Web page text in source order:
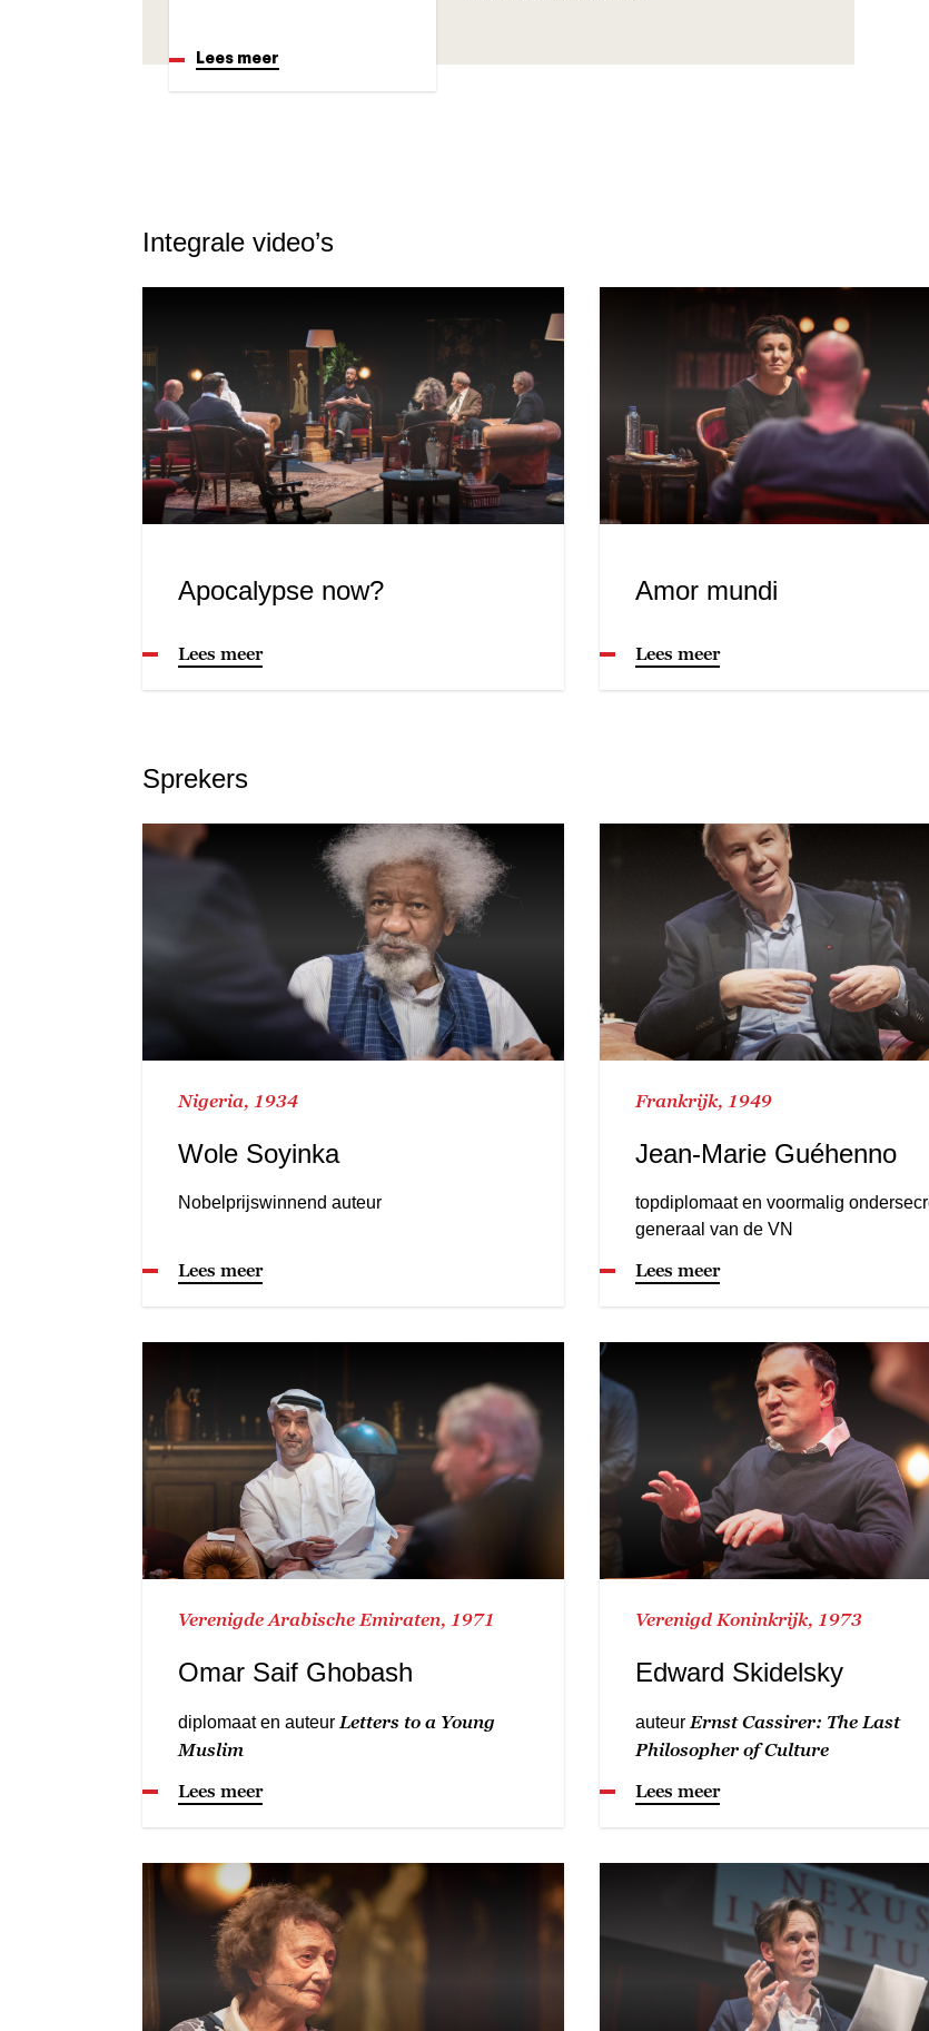
Lees meer
Integrale video’s
Apocalypse now?
Lees meer
Amor mundi
Lees meer
Sprekers
Nigeria, 1934
Wole Soyinka
Nobelprijswinnend auteur
Lees meer
Frankrijk, 1949
Jean-Marie Guéhenno
topdiplomaat en voormalig
generaal van de VN
Lees meer
Verenigde Arabische Emiraten, 1971
Omar Saif Ghobash
diplomaat en auteur Letters to a Young
Muslim
Lees meer
Verenigd Koninkrijk, 1973
Edward Skidelsky
auteur Ernst Cassirer: The Last
Philosopher of Culture
Lees meer